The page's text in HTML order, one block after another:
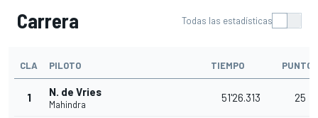
Carrera Todas las estadísticas
CLA PILOTO TIEMPO PUNTOS
1 N. de Vries
Mahindra
51'26.313 25